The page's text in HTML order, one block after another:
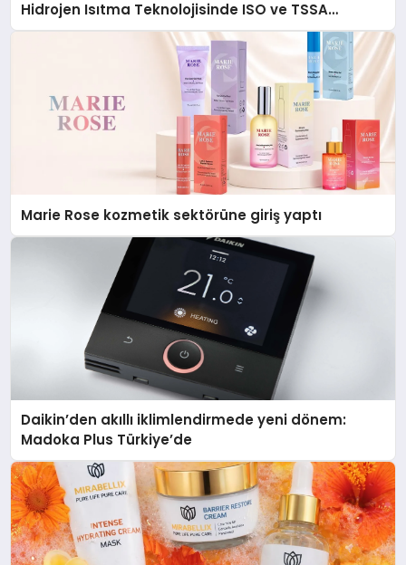
Hidrojen Isıtma Teknolojisinde ISO ve TSSA
Düzenleyici Onaylarını Aldı
Marie Rose kozmetik sektörüne giriş yaptı
Daikin’den akıllı iklimlendirmede yeni dönem:
Madoka Plus Türkiye’de